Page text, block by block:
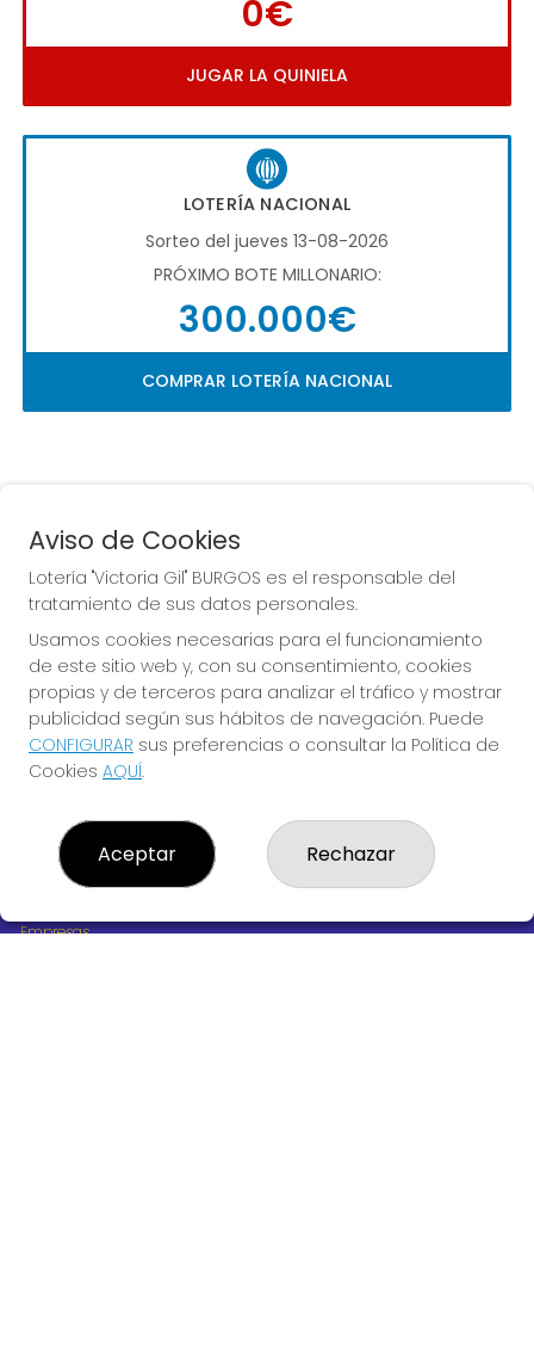
0€
JUGAR LA QUINIELA
LOTERÍA NACIONAL
Sorteo del jueves 13-08-2026
PRÓXIMO BOTE MILLONARIO:
300.000€
COMPRAR LOTERÍA NACIONAL
La de la Antigua de
Gamonal
¿Quiénes somos?
Comprar lotería
Resultados
Empresas
Aviso de Cookies
Lotería "Victoria Gil" BURGOS es el responsable del
tratamiento de sus datos personales.
Usamos cookies necesarias para el funcionamiento
de este sitio web y, con su consentimiento, cookies
propias y de terceros para analizar el tráfico y mostrar
publicidad según sus hábitos de navegación. Puede
CONFIGURAR sus preferencias o consultar la Política de
Cookies AQUÍ.
Aceptar Rechazar